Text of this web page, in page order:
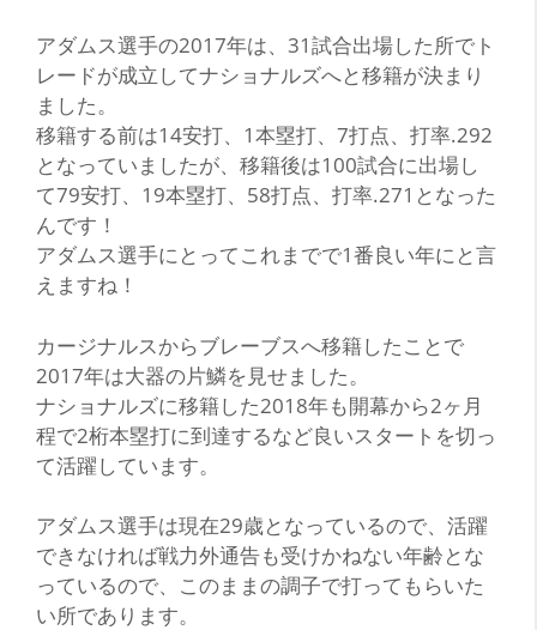
アダムス選手の2017年は、31試合出場した所でト
レードが成立してナショナルズへと移籍が決まり
ました。
移籍する前は14安打、1本塁打、7打点、打率.292
となっていましたが、移籍後は100試合に出場し
て79安打、19本塁打、58打点、打率.271となった
んです！
アダムス選手にとってこれまでで1番良い年にと言
えますね！
カージナルスからブレーブスへ移籍したことで
2017年は大器の片鱗を見せました。
ナショナルズに移籍した2018年も開幕から2ヶ月
程で2桁本塁打に到達するなど良いスタートを切っ
て活躍しています。
アダムス選手は現在29歳となっているので、活躍
できなければ戦力外通告も受けかねない年齢とな
っているので、このままの調子で打ってもらいた
い所であります。